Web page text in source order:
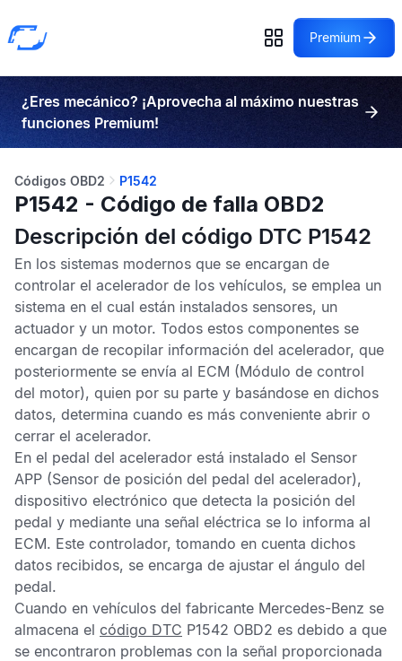
Premium
¿Eres mecánico? ¡Aprovecha al máximo nuestras
funciones Premium!
Códigos OBD2 P1542
P1542 - Código de falla OBD2
Descripción del código DTC P1542
En los sistemas modernos que se encargan de
controlar el acelerador de los vehículos, se emplea un
sistema en el cual están instalados sensores, un
actuador y un motor. Todos estos componentes se
encargan de recopilar información del acelerador, que
posteriormente se envía al ECM (Módulo de control
del motor), quien por su parte y basándose en dichos
datos, determina cuando es más conveniente abrir o
cerrar el acelerador.
En el pedal del acelerador está instalado el Sensor
APP (Sensor de posición del pedal del acelerador),
dispositivo electrónico que detecta la posición del
pedal y mediante una señal eléctrica se lo informa al
ECM. Este controlador, tomando en cuenta dichos
datos recibidos, se encarga de ajustar el ángulo del
pedal.
Cuando en vehículos del fabricante Mercedes-Benz se
almacena el código DTC P1542 OBD2 es debido a que
se encontraron problemas con la señal proporcionada